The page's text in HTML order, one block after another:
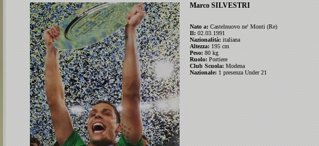
Marco SILVESTRI
Nato a: Castelnuovo ne' Monti (Re)
Il: 02.03.1991
Nazionalità: italiana
Altezza: 195 cm
Peso: 80 kg
Ruolo: Portiere
Club Scuola: Modena
Nazionale: 1 presenza Under 21